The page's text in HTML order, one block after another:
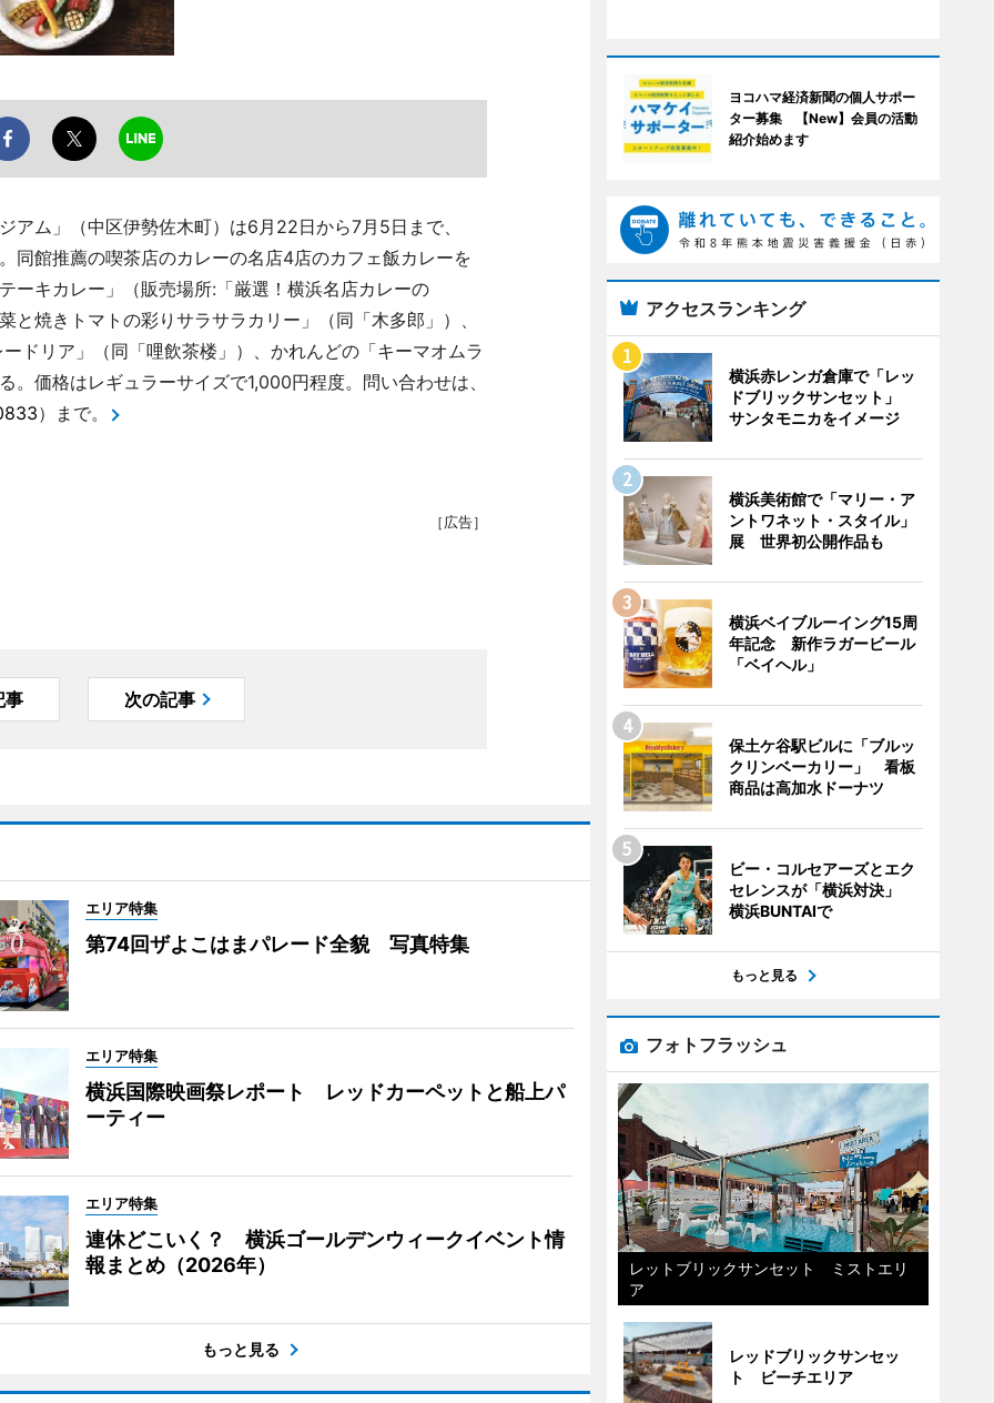
アム」（中区伊勢佐木町）は6月22日から7月5日まで、
同館推薦の喫茶店のカレーの名店4店のカフェ飯カレーを
ーキカレー」（販売場所:「厳選！横浜名店カレーの
焼きトマトの彩りサラサラカリー」（同「木多郎」）、
ドリア」（同「哩飲茶楼」）、かれんどの「キーマオムラ
価格はレギュラーサイズで1,000円程度。問い合わせは、
）まで。
［広告］
事 次の記事
エリア特集
第74回ザよこはまパレード全貌 写真特集
エリア特集
横浜国際映画祭レポート レッドカーペットと船上パ
ーティー
エリア特集
連休どこいく？ 横浜ゴールデンウィークイベント情
報まとめ（2026年）
もっと見る
ヨコハマ経済新聞の個人サポー
ター募集 【New】会員の活動
紹介始めます
アクセスランキング
横浜赤レンガ倉庫で「レッ
ドブリックサンセット」
サンタモニカをイメージ
横浜美術館で「マリー・ア
ントワネット・スタイル」
展 世界初公開作品も
横浜ベイブルーイング15周
年記念 新作ラガービール
「ベイヘル」
保土ケ谷駅ビルに「ブルッ
クリンベーカリー」 看板
商品は高加水ドーナツ
ビー・コルセアーズとエク
セレンスが「横浜対決」
横浜BUNTAIで
もっと見る
フォトフラッシュ
レットブリックサンセット ミストエリ
ア
レッドブリックサンセッ
ト ビーチエリア